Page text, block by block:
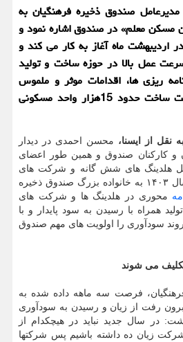
صندوق ذخیره فرهنگیان به
مسکن معلم» در صندوق اشاره نمود و
اردیبهشت ماه آغاز به کار می کند و
سرعت عمل بالا در حوزه ساخت و تولید
ریزی ها، اقدامات موثر و ملموس
انجام دهد و در فاز نخست ساخت حدود 15هزار واحد مسکونی
نقل از ایسنا، محسن احمدی در دیدار
و کارکنان صندوق و همین طور اعضای
هلدینگ های شش گانه و شرکت های
تابعه ضمن تبریک شروع سال ۱۴۰۳ به خانواده بزرگ صندوق ذخیره
محوری در هلدینگ ها و شرکت های
همراه با رسیدن به سود پایدار و با
سودآوری را اولویت های مهم صندوق
می شوند
فرصت سه ماهه داده شده به
رفت از زیان و رسیدن به سودآوری
در سال جدید نباید در هیچکدام از
زیان ده داشته باشیم پس شرکتها